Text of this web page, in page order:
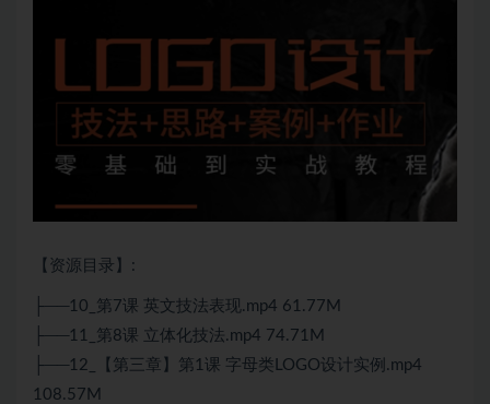
【资源目录】:
├──10_第7课 英文技法表现.mp4 61.77M
├──11_第8课 立体化技法.mp4 74.71M
├──12_【第三章】第1课 字母类LOGO设计实例.mp4
108.57M